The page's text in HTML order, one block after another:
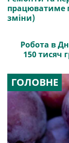
працюватиме
зміни)
Робота в
150 тисяч
ГОЛОВНЕ